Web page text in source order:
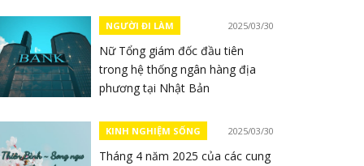
NGƯỜI ĐI LÀM 2025/03/30
Nữ Tổng giám đốc đầu tiên
trong hệ thống ngân hàng địa
phương tại Nhật Bản
KINH NGHIỆM SỐNG 2025/03/30
Tháng 4 năm 2025 của các cung